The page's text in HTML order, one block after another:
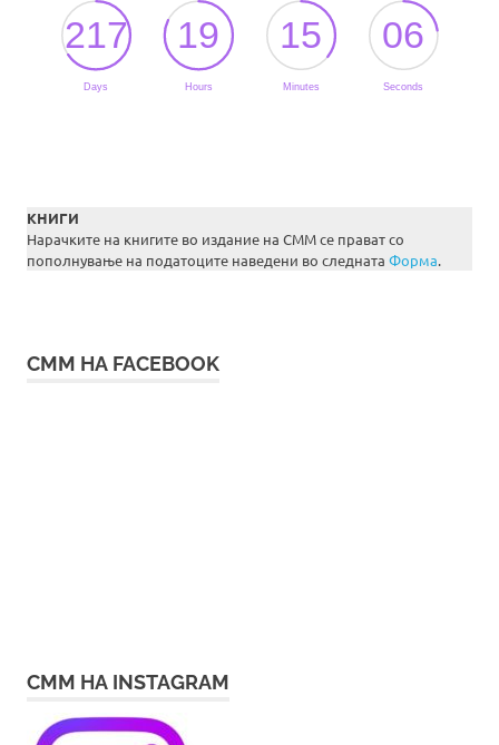
КНИГИ
Нарачките на книгите во издание на СММ се прават со
пополнување на податоците наведени во следната Форма.
СММ НА FACEBOOK
СММ НА INSTAGRAM